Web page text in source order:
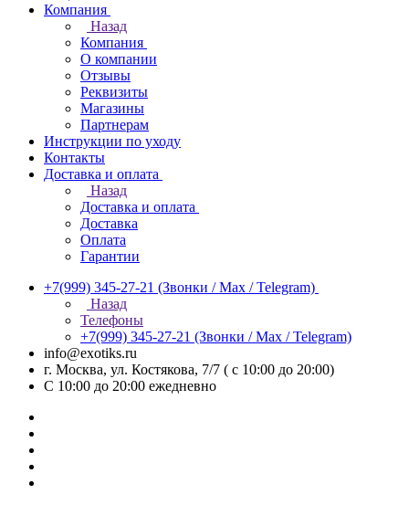
Компания
Назад
Компания
О компании
Отзывы
Реквизиты
Магазины
Партнерам
Инструкции по уходу
Контакты
Доставка и оплата
Назад
Доставка и оплата
Доставка
Оплата
Гарантии
+7(999) 345-27-21 (Звонки / Max / Telegram)
Назад
Телефоны
+7(999) 345-27-21 (Звонки / Max / Telegram)
info@exotiks.ru
г. Москва, ул. Костякова, 7/7 ( с 10:00 до 20:00)
С 10:00 до 20:00 ежедневно